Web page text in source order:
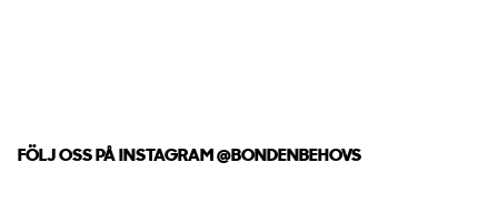
FÖLJ OSS PÅ INSTAGRAM @BONDENBEHOVS